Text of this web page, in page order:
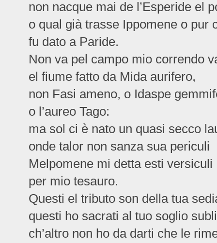
non nacque mai de l’Esperide el
o qual già trasse Ippomene o pur
fu dato a Paride.
Non va pel campo mio correndo
el fiume fatto da Mida aurifero,
non Fasi ameno, o Idaspe
o l’aureo Tago:
ma sol ci è nato un quasi secco
onde talor non sanza sua periculi
Melpomene mi detta esti versiculi
per mio tesauro.
Questi el tributo son della tua
questi ho sacrati al tuo soglio
ch’altro non ho da darti che le